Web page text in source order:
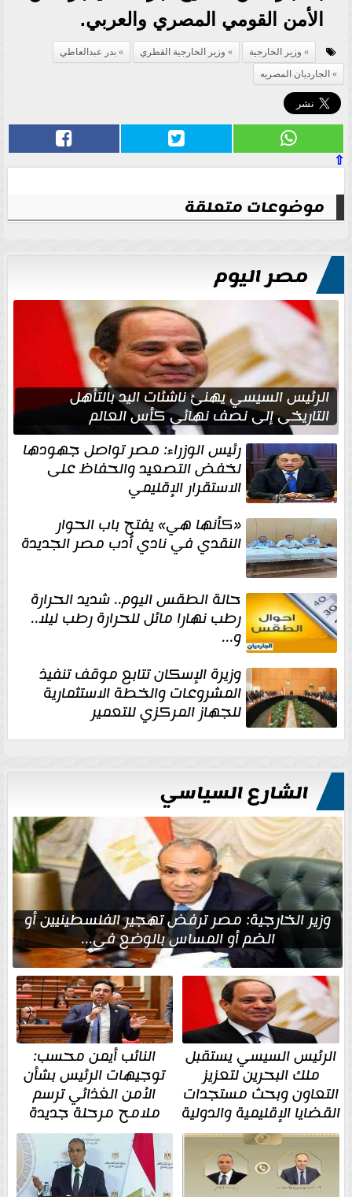
الأمن القومي المصري والعربي.
وزير الخارجية وزير الخارجية القطري
بدر عبدالعاطي
الجارديان المصريه
⇧
موضوعات متعلقة
مصر اليوم
الرئيس السيسي يهنئ ناشئات اليد بالتأهل
التاريخي إلى نصف نهائي كأس العالم
رئيس الوزراء: مصر تواصل جهودها
لخفض التصعيد والحفاظ على
الاستقرار الإقليمي
«كأنها هي» يفتح باب الحوار
النقدي في نادي أدب مصر الجديدة
حالة الطقس اليوم.. شديد الحرارة
رطب نهارا مائل للحرارة رطب ليلا..
و...
وزيرة الإسكان تتابع موقف تنفيذ
المشروعات والخطة الاستثمارية
للجهاز المركزي للتعمير
الشارع السياسي
وزير الخارجية: مصر ترفض تهجير الفلسطينيين أو
الضم أو المساس بالوضع في...
الرئيس السيسي يستقبل
ملك البحرين لتعزيز
التعاون وبحث مستجدات
القضايا الإقليمية والدولية
النائب أيمن محسب:
توجيهات الرئيس بشأن
الأمن الغذائي ترسم
ملامح مرحلة جديدة